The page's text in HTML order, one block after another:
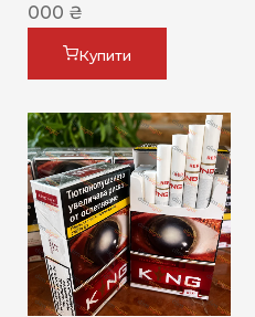
000 ₴
Купити